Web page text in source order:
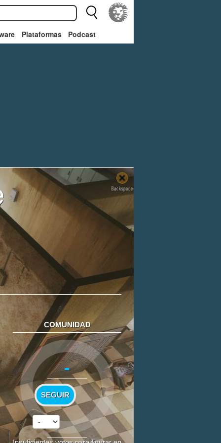
Plataformas Podcast
COMUNIDAD
-
SEGUIR